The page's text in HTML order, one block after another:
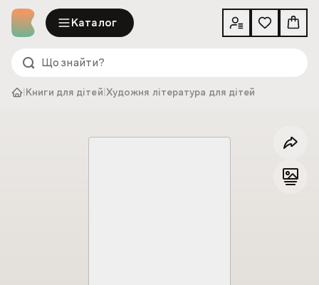
Каталог
Книги для дітей Художня література для дітей